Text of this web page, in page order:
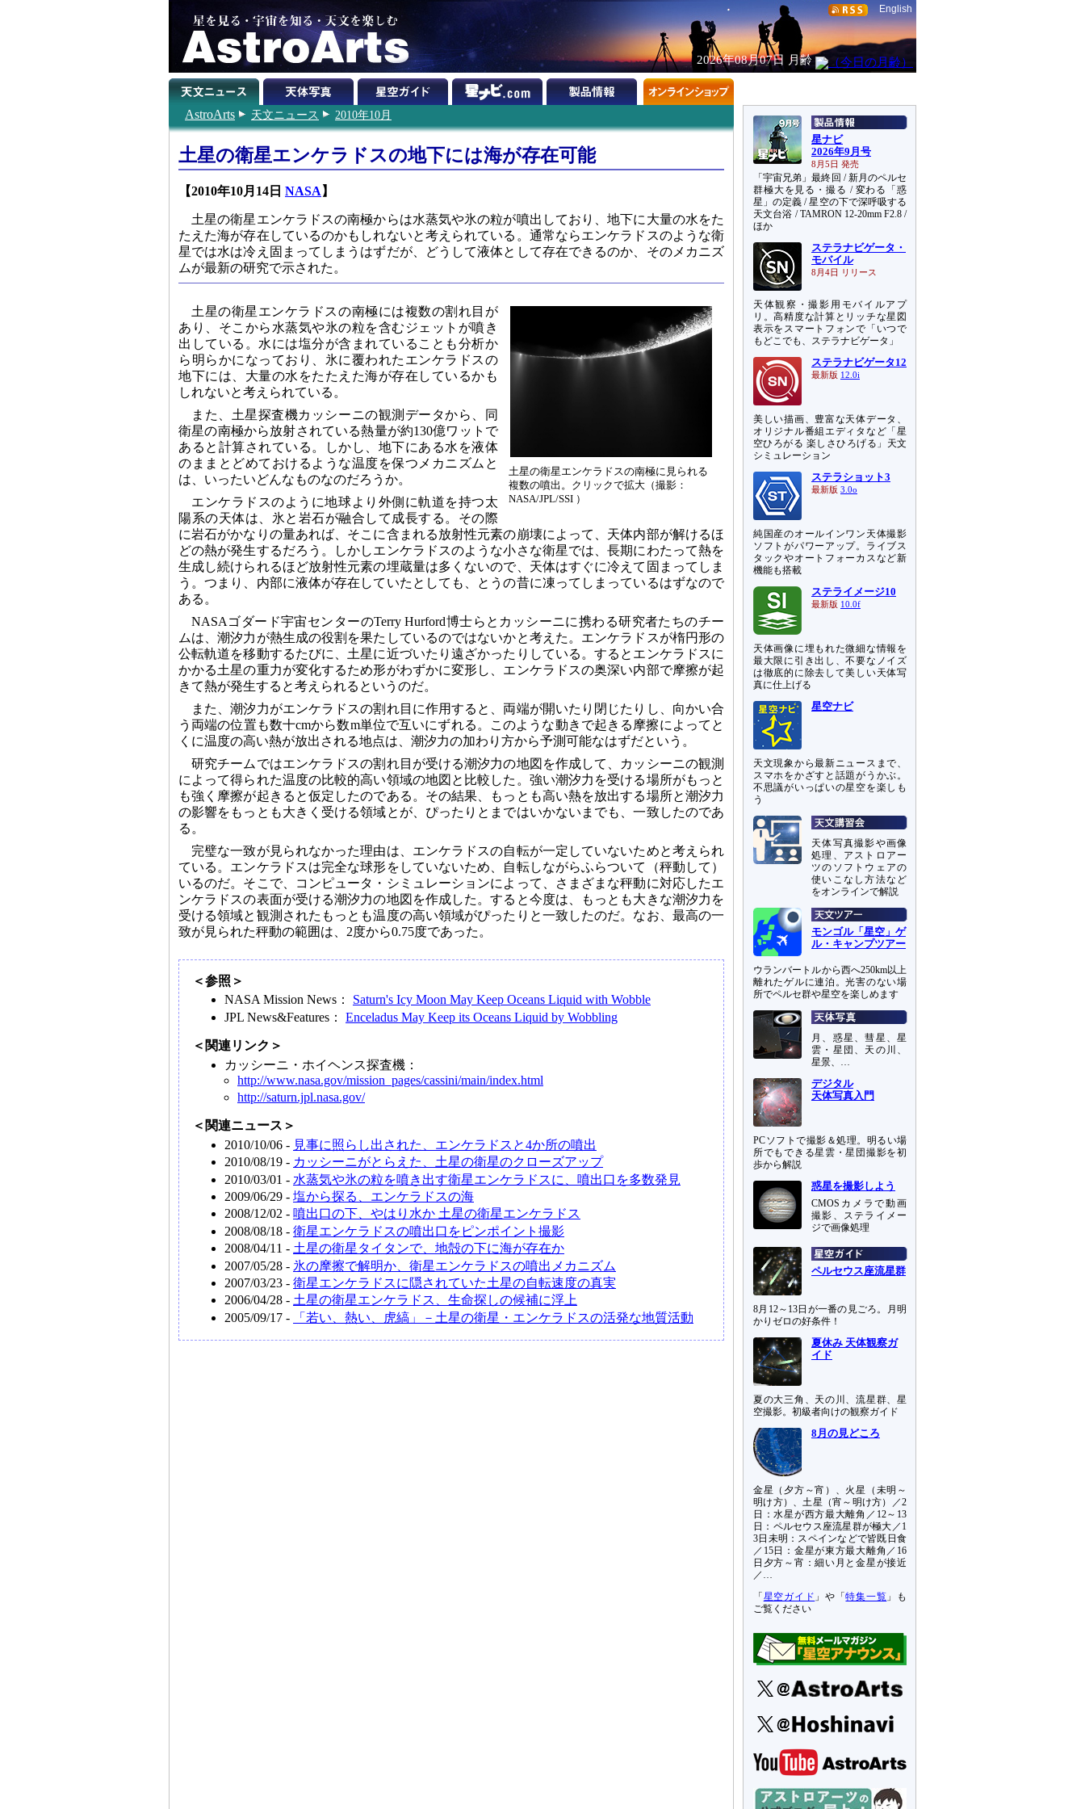
English
2026年08月07日 月齢
AstroArts 天文ニュース 2010年10月
土星の衛星エンケラドスの地下には海が存在可能
【2010年10月14日 NASA 】
土星の衛星エンケラドスの南極からは水蒸気や氷の粒が噴出しており、地下に大量の水をた
たえた海が存在しているのかもしれないと考えられている。通常ならエンケラドスのような衛
星では水は冷え固まってしまうはずだが、どうして液体として存在できるのか、そのメカニズ
ムが最新の研究で示された。
土星の衛星エンケラドスの南極に見られる
複数の噴出。クリックで拡大（撮影：
NASA/JPL/SSI ）
土星の衛星エンケラドスの南極には複数の割れ目が
あり、そこから水蒸気や氷の粒を含むジェットが噴き
出している。水には塩分が含まれていることも分析か
ら明らかになっており、氷に覆われたエンケラドスの
地下には、大量の水をたたえた海が存在しているかも
しれないと考えられている。
また、土星探査機カッシーニの観測データから、同
衛星の南極から放射されている熱量が約130億ワットで
あると計算されている。しかし、地下にある水を液体
のままとどめておけるような温度を保つメカニズムと
は、いったいどんなものなのだろうか。
エンケラドスのように地球より外側に軌道を持つ太
陽系の天体は、氷と岩石が融合して成長する。その際
に岩石がかなりの量あれば、そこに含まれる放射性元素の崩壊によって、天体内部が解けるほ
どの熱が発生するだろう。しかしエンケラドスのような小さな衛星では、長期にわたって熱を
生成し続けられるほど放射性元素の埋蔵量は多くないので、天体はすぐに冷えて固まってしま
う。つまり、内部に液体が存在していたとしても、とうの昔に凍ってしまっているはずなので
ある。
NASAゴダード宇宙センターのTerry Hurford博士らとカッシーニに携わる研究者たちのチー
ムは、潮汐力が熱生成の役割を果たしているのではないかと考えた。エンケラドスが楕円形の
公転軌道を移動するたびに、土星に近づいたり遠ざかったりしている。するとエンケラドスに
かかる土星の重力が変化するため形がわずかに変形し、エンケラドスの奥深い内部で摩擦が起
きて熱が発生すると考えられるというのだ。
また、潮汐力がエンケラドスの割れ目に作用すると、両端が開いたり閉じたりし、向かい合
う両端の位置も数十cmから数m単位で互いにずれる。このような動きで起きる摩擦によってと
くに温度の高い熱が放出される地点は、潮汐力の加わり方から予測可能なはずだという。
研究チームではエンケラドスの割れ目が受ける潮汐力の地図を作成して、カッシーニの観測
によって得られた温度の比較的高い領域の地図と比較した。強い潮汐力を受ける場所がもっと
も強く摩擦が起きると仮定したのである。その結果、もっとも高い熱を放出する場所と潮汐力
の影響をもっとも大きく受ける領域とが、ぴったりとまではいかないまでも、一致したのであ
る。
完璧な一致が見られなかった理由は、エンケラドスの自転が一定していないためと考えられ
ている。エンケラドスは完全な球形をしていないため、自転しながらふらついて（秤動して）
いるのだ。そこで、コンピュータ・シミュレーションによって、さまざまな秤動に対応したエ
ンケラドスの表面が受ける潮汐力の地図を作成した。すると今度は、もっとも大きな潮汐力を
受ける領域と観測されたもっとも温度の高い領域がぴったりと一致したのだ。なお、最高の一
致が見られた秤動の範囲は、2度から0.75度であった。
＜参照＞
NASA Mission News： Saturn's Icy Moon May Keep Oceans Liquid with Wobble
JPL News&Features： Enceladus May Keep its Oceans Liquid by Wobbling
＜関連リンク＞
カッシーニ・ホイヘンス探査機：
http://www.nasa.gov/mission_pages/cassini/main/index.html
http://saturn.jpl.nasa.gov/
＜関連ニュース＞
2010/10/06 - 見事に照らし出された、エンケラドスと4か所の噴出
2010/08/19 - カッシーニがとらえた、土星の衛星のクローズアップ
2010/03/01 - 水蒸気や氷の粒を噴き出す衛星エンケラドスに、噴出口を多数発見
2009/06/29 - 塩から探る、エンケラドスの海
2008/12/02 - 噴出口の下、やはり水か 土星の衛星エンケラドス
2008/08/18 - 衛星エンケラドスの噴出口をピンポイント撮影
2008/04/11 - 土星の衛星タイタンで、地殻の下に海が存在か
2007/05/28 - 氷の摩擦で解明か、衛星エンケラドスの噴出メカニズム
2007/03/23 - 衛星エンケラドスに隠されていた土星の自転速度の真実
2006/04/28 - 土星の衛星エンケラドス、生命探しの候補に浮上
2005/09/17 -
「若い、熱い、虎縞」－土星の衛星・エンケラドスの活発な地質活動
星ナビ
2026年9月号
8月5日 発売
「宇宙兄弟」最終回 / 新月のペルセ
群極大を見る・撮る / 変わる「惑
星」の定義 / 星空の下で深呼吸する
天文台浴 / TAMRON 12-20mm F2.8 /
ほか
ステラナビゲータ・
モバイル
8月4日 リリース
天体観察・撮影用モバイルアプ
リ。高精度な計算とリッチな星図
表示をスマートフォンで「いつで
もどこでも、ステラナビゲータ」
ステラナビゲータ12
最新版 12.0i
美しい描画、豊富な天体データ、
オリジナル番組エディタなど「星
空ひろがる 楽しさひろげる」天文
シミュレーション
ステラショット3
最新版 3.0o
純国産のオールインワン天体撮影
ソフトがパワーアップ。ライブス
タックやオートフォーカスなど新
機能も搭載
ステライメージ10
最新版 10.0f
天体画像に埋もれた微細な情報を
最大限に引き出し、不要なノイズ
は徹底的に除去して美しい天体写
真に仕上げる
星空ナビ
天文現象から最新ニュースまで、
スマホをかざすと話題がうかぶ。
不思議がいっぱいの星空を楽しも
う
天体写真撮影や画像
処理、アストロアー
ツのソフトウェアの
使いこなし方法など
をオンラインで解説
モンゴル「星空」ゲ
ル・キャンプツアー
ウランバートルから西へ250km以上
離れたゲルに連泊。光害のない場
所でペルセ群や星空を楽しめます
月、惑星、彗星、星
雲・星団、天の川、
星景、…
デジタル
天体写真入門
PCソフトで撮影＆処理。明るい場
所でもできる星雲・星団撮影を初
歩から解説
惑星を撮影しよう
CMOSカメラで動画
撮影、ステライメー
ジで画像処理
ペルセウス座流星群
8月12～13日が一番の見ごろ。月明
かりゼロの好条件！
夏休み 天体観察ガ
イド
夏の大三角、天の川、流星群、星
空撮影。初級者向けの観察ガイド
8月の見どころ
金星（夕方～宵）、火星（未明～
明け方）、土星（宵～明け方）／2
日：水星が西方最大離角／12～13
日：ペルセウス座流星群が極大／1
3日未明：スペインなどで皆既日食
／15日：金星が東方最大離角／16
日夕方～宵：細い月と金星が接近
／…
「 星空ガイド 」や「特集一覧 」も
ご覧ください